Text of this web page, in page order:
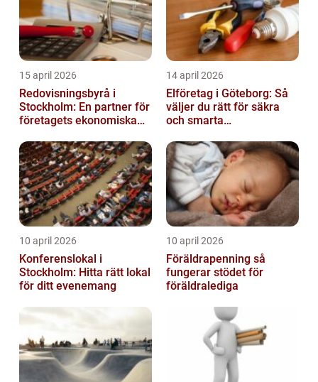
15 april 2026
Redovisningsbyrå i
Stockholm: En partner för
företagets ekonomiska
14 april 2026
Elföretag i Göteborg: Så
väljer du rätt för säkra
och smarta
10 april 2026
Konferenslokal i
Stockholm: Hitta rätt lokal
för ditt evenemang
10 april 2026
Föräldrapenning så
fungerar stödet för
föräldralediga